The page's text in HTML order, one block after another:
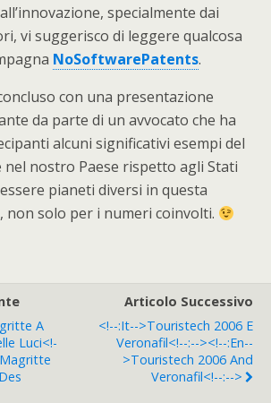
specialmente dai
vi suggerisco di leggere qualcosa
NoSoftwarePatents.
con una presentazione
da parte di un avvocato che ha
alcuni significativi esempi del
nel nostro Paese rispetto agli Stati
pianeti diversi in questa
non solo per i numeri coinvolti.
A
Luci<!-
Articolo Successivo
<!--:it-->Touristech 2006 E
Veronafil<!--:--><!--:en--
>Touristech 2006 And
Veronafil<!--:-->